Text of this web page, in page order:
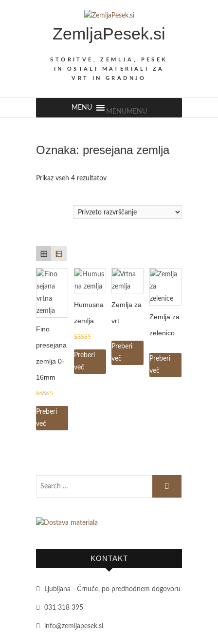
ZemljaPesek.si
STORITVE, ZEMLJA, PESEK
IN OSTALI MATERIALI ZA
VRT IN GRADNJO
MENU MENU
Oznaka: presejana zemlja
Prikaz vseh 4 rezultatov
Fino
presejana
zemlja 0-
16mm
5.00
od 5
Preberi
več
Humusna
zemlja
5.00
od 5
Preberi
več
Zemlja za
vrt
Preberi
več
Zemlja za
zelenico
Preberi
več
KONTAKT
Ljubljana - Črnuče, po predhodnem dogovoru
031 318 395
info@zemljapesek.si